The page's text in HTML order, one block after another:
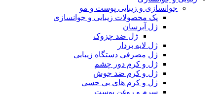
جوانسازی و زیبایی پوست و مو
پک محصولات زیبایی و جوانسازی
ژل آبرسان
ژل ضد چزوک
ژل لایه بردار
ژل مصرفی دستگاه زیبایی
ژل و کرم دور چشم
ژل و کرم ضد جوش
ژل و کرم های بی حسی
سرم و روغن پوست